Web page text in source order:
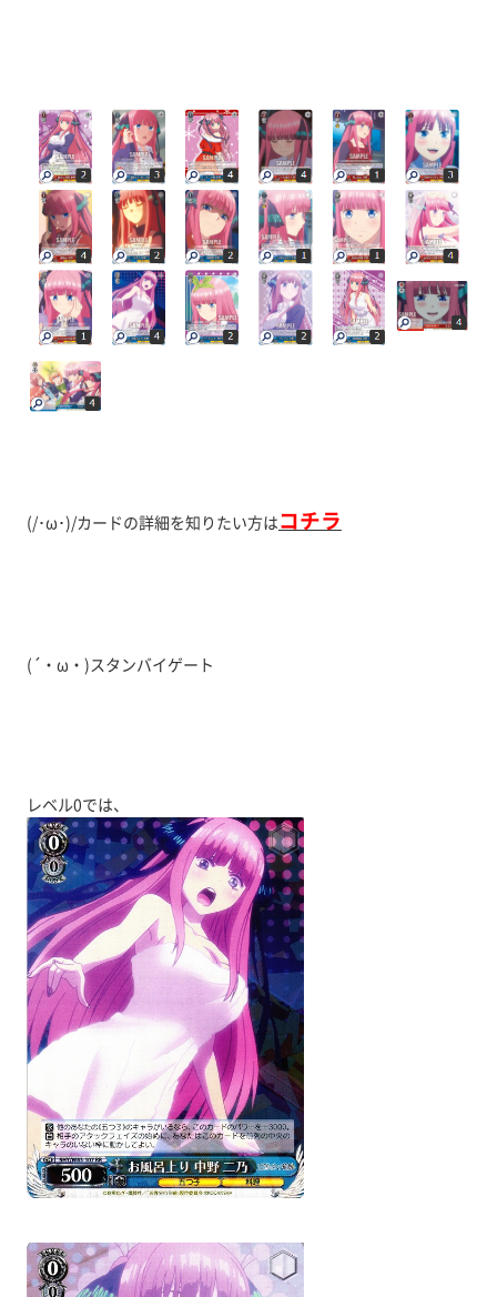
(/･ω･)/カードの詳細を知りたい方はコチラ
(´・ω・)スタンバイゲート
レベル0では、